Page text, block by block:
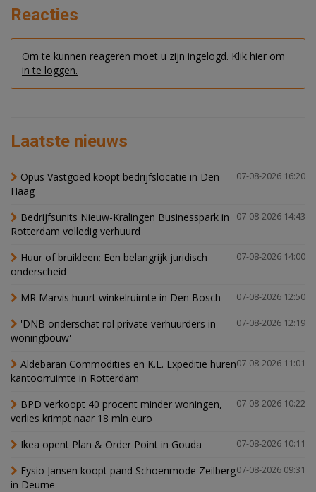
Reacties
Om te kunnen reageren moet u zijn ingelogd. Klik hier om
in te loggen.
Laatste nieuws
07-08-2026 16:20
Opus Vastgoed koopt bedrijfslocatie in Den
Haag
07-08-2026 14:43
Bedrijfsunits Nieuw-Kralingen Businesspark in
Rotterdam volledig verhuurd
07-08-2026 14:00
Huur of bruikleen: Een belangrijk juridisch
onderscheid
07-08-2026 12:50
MR Marvis huurt winkelruimte in Den Bosch
07-08-2026 12:19
'DNB onderschat rol private verhuurders in
woningbouw'
07-08-2026 11:01
Aldebaran Commodities en K.E. Expeditie huren
kantoorruimte in Rotterdam
07-08-2026 10:22
BPD verkoopt 40 procent minder woningen,
verlies krimpt naar 18 mln euro
07-08-2026 10:11
Ikea opent Plan & Order Point in Gouda
07-08-2026 09:31
Fysio Jansen koopt pand Schoenmode Zeilberg
in Deurne